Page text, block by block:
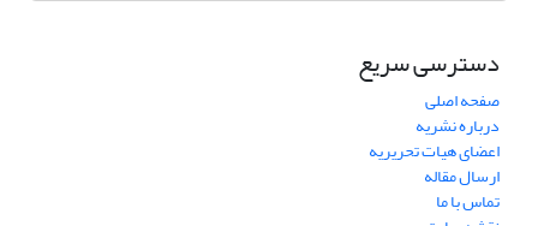
دسترسی سریع
صفحه اصلی
درباره نشریه
اعضای هیات تحریریه
ارسال مقاله
تماس با ما